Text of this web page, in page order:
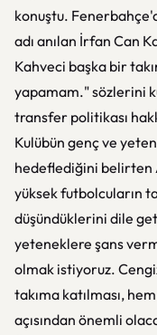
konuştu.
adı anılan İrfan Can
Kahveci başka bir
yapamam." sözlerini
transfer politikası
Kulübün genç ve
hedeflediğini belirten
yüksek futbolcuların
düşündüklerini dile
yeteneklere şans
olmak istiyoruz.
takıma katılması,
açısından önemli